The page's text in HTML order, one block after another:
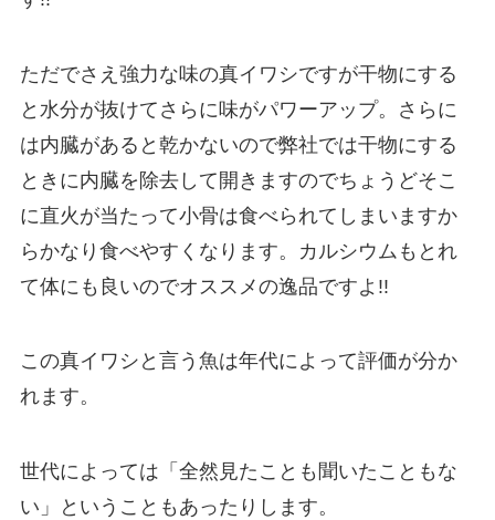
ただでさえ強力な味の真イワシですが干物にする
と水分が抜けてさらに味がパワーアップ。さらに
は内臓があると乾かないので弊社では干物にする
ときに内臓を除去して開きますのでちょうどそこ
に直火が当たって小骨は食べられてしまいますか
らかなり食べやすくなります。カルシウムもとれ
て体にも良いのでオススメの逸品ですよ!!
この真イワシと言う魚は年代によって評価が分か
れます。
世代によっては「全然見たことも聞いたこともな
い」ということもあったりします。